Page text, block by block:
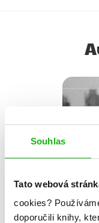
Souhlas
Tato webová
cookies?
doporučili knihy,